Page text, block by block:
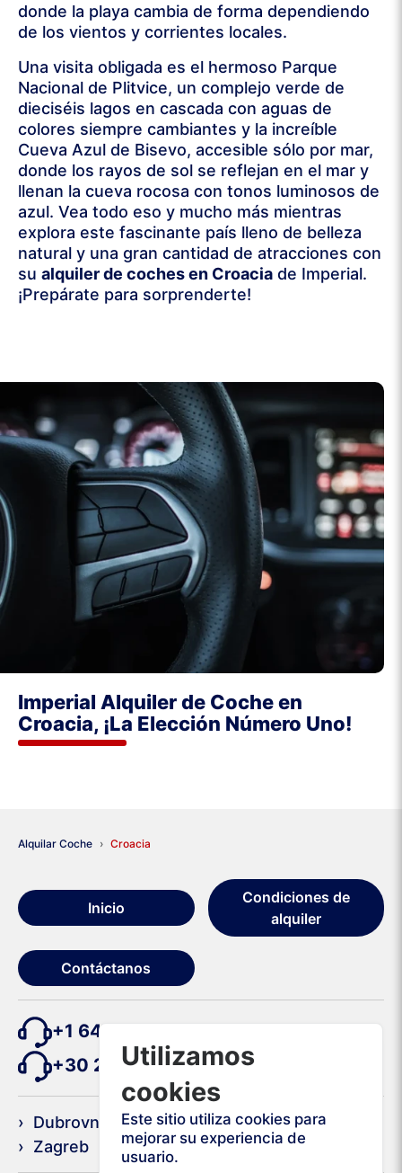
donde la playa cambia de forma dependiendo
de los vientos y corrientes locales.
Una visita obligada es el hermoso Parque
Nacional de Plitvice, un complejo verde de
dieciséis lagos en cascada con aguas de
colores siempre cambiantes y la increíble
Cueva Azul de Bisevo, accesible sólo por mar,
donde los rayos de sol se reflejan en el mar y
llenan la cueva rocosa con tonos luminosos de
azul. Vea todo eso y mucho más mientras
explora este fascinante país lleno de belleza
natural y una gran cantidad de atracciones con
su alquiler de coches en Croacia de Imperial.
¡Prepárate para sorprenderte!
Imperial Alquiler de Coche en
Croacia, ¡La Elección Número Uno!
Alquilar Coche Croacia
Inicio
Condiciones de
alquiler
Contáctanos
+1 646 740 0626
+30 211 19 85 264
› Dubrovnik
› Split
› Zagreb
Utilizamos
cookies
Este sitio utiliza cookies para
mejorar su experiencia de
usuario.